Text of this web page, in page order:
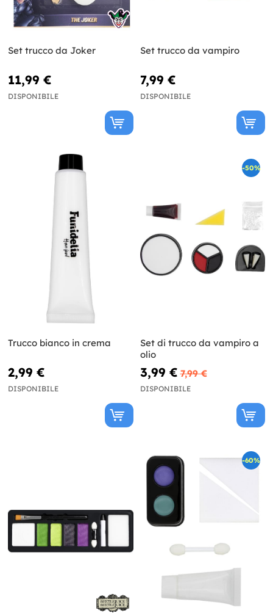
Set trucco da Joker
11,99 €
DISPONIBILE
Set trucco da vampiro
7,99 €
DISPONIBILE
Trucco bianco in crema
2,99 €
DISPONIBILE
-50%
Set di trucco da vampiro a
olio
3,99 € 7,99 €
DISPONIBILE
-60%